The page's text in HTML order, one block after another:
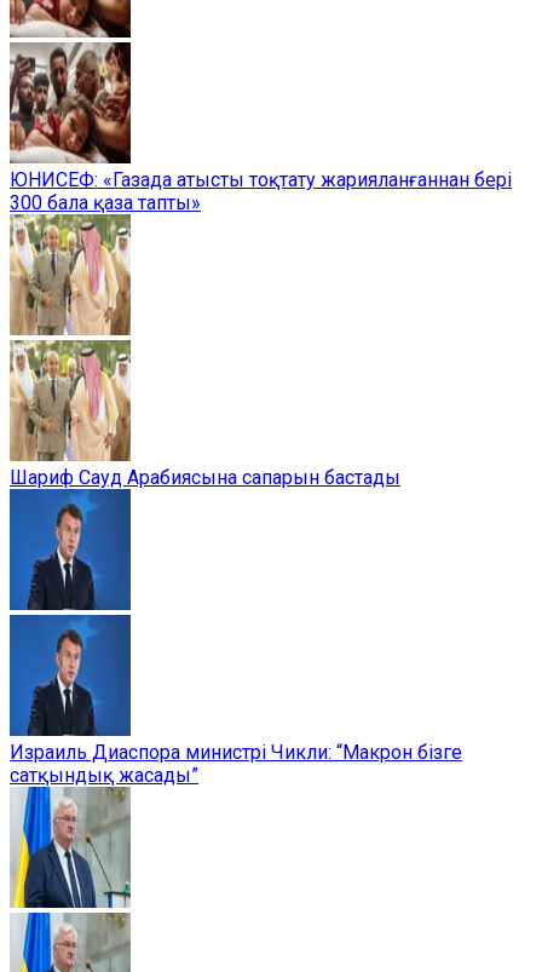
ЮНИСЕФ: «Газада атысты тоқтату жарияланғаннан бері
300 бала қаза тапты»
Шариф Сауд Арабиясына сапарын бастады
Израиль Диаспора министрі Чикли: “Макрон бізге
сатқындық жасады”